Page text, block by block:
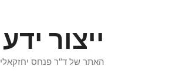
ייצור ידע
האתר של ד"ר פנחס יחזקאלי